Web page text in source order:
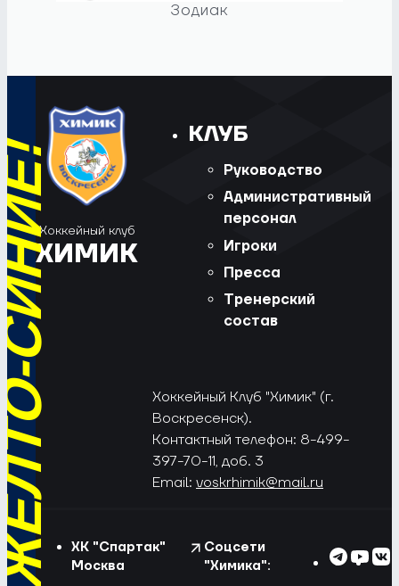
Зодиак
Хоккейный клуб
ХИМИК
КЛУБ
Руководство
Административный
персонал
Игроки
Пресса
Тренерский
состав
Хоккейный Клуб "Химик" (г.
Воскресенск).
Контактный телефон: 8-499-
397-70-11, доб. 3
Email: voskrhimik@mail.ru
ХК "Спартак"
Москва
Соцсети
"Химика":